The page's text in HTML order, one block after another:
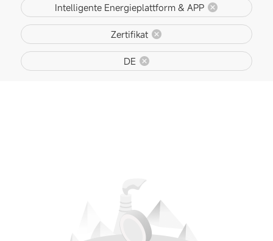
Intelligente Energieplattform & APP
Zertifikat
DE